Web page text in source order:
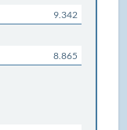
9.342
8.865